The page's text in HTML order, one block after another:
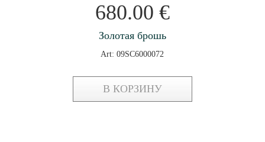
680.00 €
Золотая брошь
Art: 09SC6000072
В КОРЗИНУ